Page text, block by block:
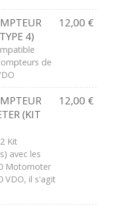
4)
12,00 €
de
(KIT
12,00 €
Kit
avec les
Motomoter
VDO, il s'agit